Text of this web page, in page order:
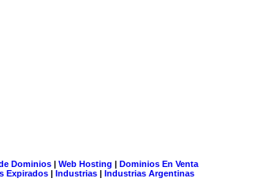
Dominios| Web Hosting | Dominios En Venta
Expirados | Industrias | Industrias Argentinas